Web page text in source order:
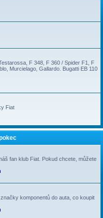
F 348, F 360 / Spider F1, F
Murcielago, Gallardo. Bugatti EB 110
Fiat
fan klub Fiat. Pokud chcete, můžete
komponentů do auta, co koupit